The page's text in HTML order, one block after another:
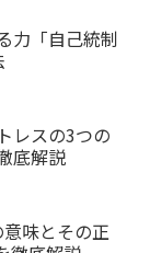
力「自己統制
レスの3つの
底解説
味とその正